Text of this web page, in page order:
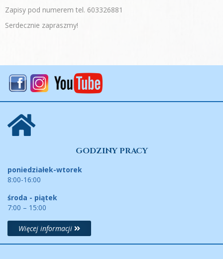
GODZINY PRACY
poniedziałek-wtorek
8:00-16:00
środa - piątek
7:00 – 15:00
Więcej informacji
Zapisy pod numerem tel. 603326881
Serdecznie zapraszmy!